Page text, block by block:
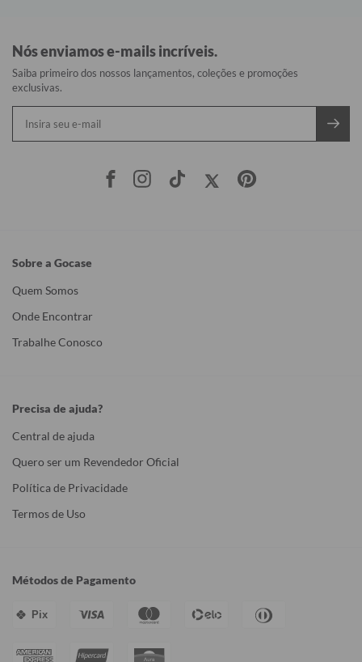
Nós enviamos e-mails incríveis.
Saiba primeiro dos nossos lançamentos, coleções e promoções
exclusivas.
Sobre a Gocase
Quem Somos
Onde Encontrar
Trabalhe Conosco
Precisa de ajuda?
Central de ajuda
Quero ser um Revendedor Oficial
Política de Privacidade
Termos de Uso
Métodos de Pagamento
Pix